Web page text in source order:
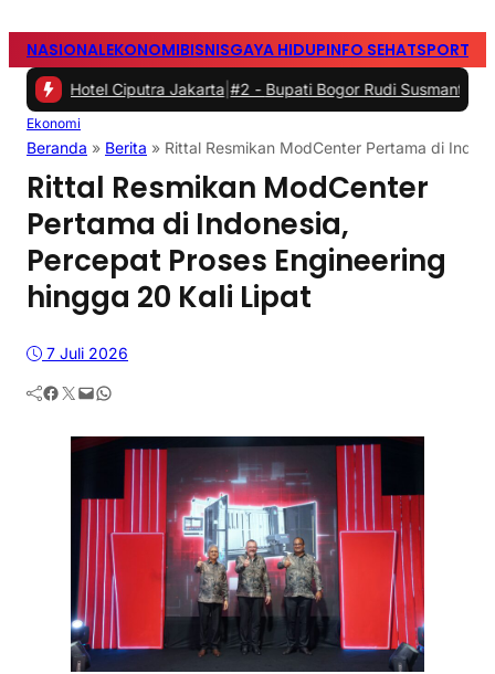
NASIONALEKONOMIBISNISGAYA HIDUPINFO SEHATSPORTS
Ciputra Jakarta|#2 -Bupati Bogor Rudi Susmanto Meresmikan
Ekonomi
Beranda » Berita » Rittal Resmikan ModCenter Pertama di
Rittal Resmikan ModCenter
Pertama di Indonesia,
Percepat Proses Engineering
hingga 20 Kali Lipat
7 Juli 2026
Facebook Twitter Mail WhatsApp